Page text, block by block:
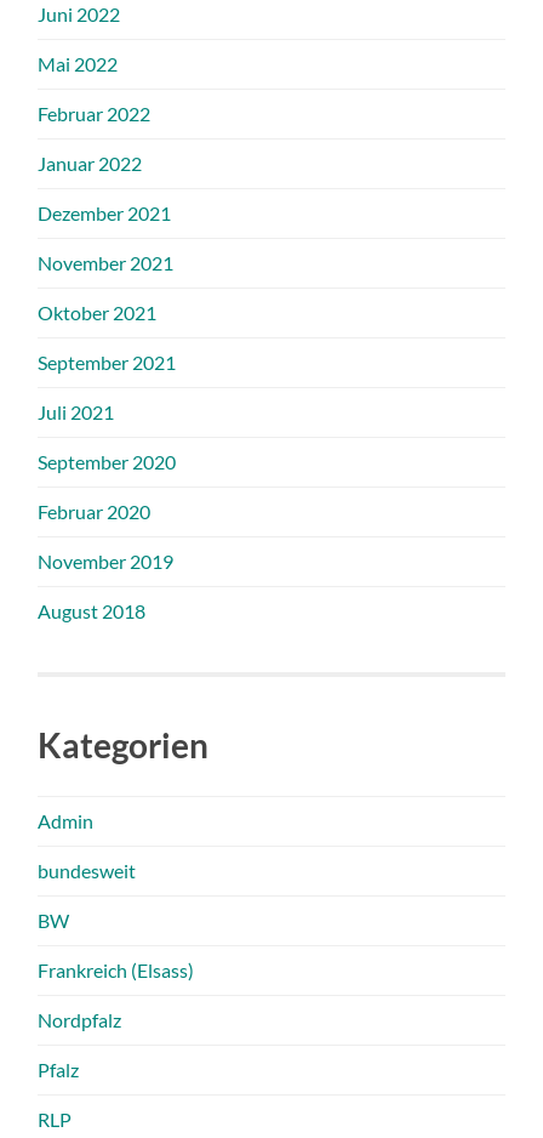
Juni 2022
Mai 2022
Februar 2022
Januar 2022
Dezember 2021
November 2021
Oktober 2021
September 2021
Juli 2021
September 2020
Februar 2020
November 2019
August 2018
Kategorien
Admin
bundesweit
BW
Frankreich (Elsass)
Nordpfalz
Pfalz
RLP